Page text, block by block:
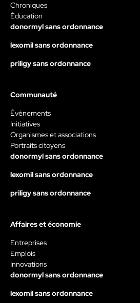
Chroniques
Éducation
donormyl sans ordonnance
lexomil sans ordonnance
priligy sans ordonnance
Communauté
Évènements
Initiatives
Organismes et associations
Portraits citoyens
donormyl sans ordonnance
lexomil sans ordonnance
priligy sans ordonnance
Affaires et économie
Entreprises
Emplois
Innovations
donormyl sans ordonnance
lexomil sans ordonnance